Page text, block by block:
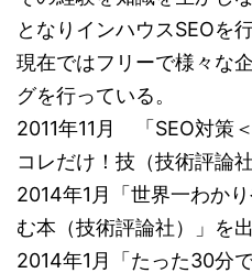
となりインハウスSEOを行
現在ではフリーで様々な
グを行っている。
2011年11月 「SEO対策
コレだけ！技（技術評論
2014年1月「世界一わか
む本（技術評論社）」を出
2014年1月「たった30分